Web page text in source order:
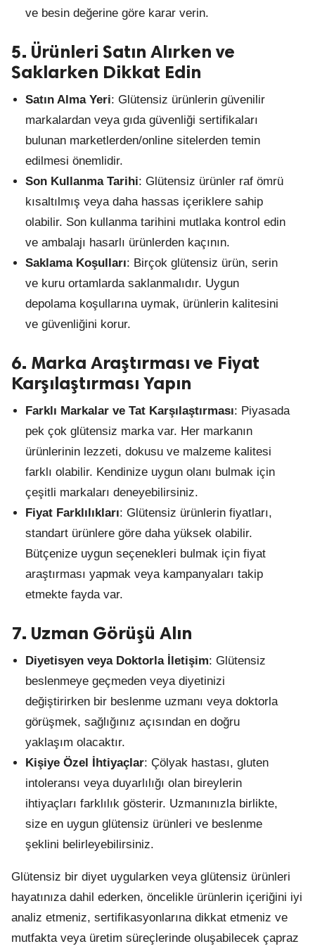
ve besin değerine göre karar verin.
5. Ürünleri Satın Alırken ve
Saklarken Dikkat Edin
Satın Alma Yeri: Glütensiz ürünlerin güvenilir
markalardan veya gıda güvenliği sertifikaları
bulunan marketlerden/online sitelerden temin
edilmesi önemlidir.
Son Kullanma Tarihi: Glütensiz ürünler raf ömrü
kısaltılmış veya daha hassas içeriklere sahip
olabilir. Son kullanma tarihini mutlaka kontrol edin
ve ambalajı hasarlı ürünlerden kaçının.
Saklama Koşulları: Birçok glütensiz ürün, serin
ve kuru ortamlarda saklanmalıdır. Uygun
depolama koşullarına uymak, ürünlerin kalitesini
ve güvenliğini korur.
6. Marka Araştırması ve Fiyat
Karşılaştırması Yapın
Farklı Markalar ve Tat Karşılaştırması: Piyasada
pek çok glütensiz marka var. Her markanın
ürünlerinin lezzeti, dokusu ve malzeme kalitesi
farklı olabilir. Kendinize uygun olanı bulmak için
çeşitli markaları deneyebilirsiniz.
Fiyat Farklılıkları: Glütensiz ürünlerin fiyatları,
standart ürünlere göre daha yüksek olabilir.
Bütçenize uygun seçenekleri bulmak için fiyat
araştırması yapmak veya kampanyaları takip
etmekte fayda var.
7. Uzman Görüşü Alın
Diyetisyen veya Doktorla İletişim: Glütensiz
beslenmeye geçmeden veya diyetinizi
değiştirirken bir beslenme uzmanı veya doktorla
görüşmek, sağlığınız açısından en doğru
yaklaşım olacaktır.
Kişiye Özel İhtiyaçlar: Çölyak hastası, gluten
intoleransı veya duyarlılığı olan bireylerin
ihtiyaçları farklılık gösterir. Uzmanınızla birlikte,
size en uygun glütensiz ürünleri ve beslenme
şeklini belirleyebilirsiniz.
Glütensiz bir diyet uygularken veya glütensiz ürünleri
hayatınıza dahil ederken, öncelikle ürünlerin içeriğini iyi
analiz etmeniz, sertifikasyonlarına dikkat etmeniz ve
mutfakta veya üretim süreçlerinde oluşabilecek çapraz